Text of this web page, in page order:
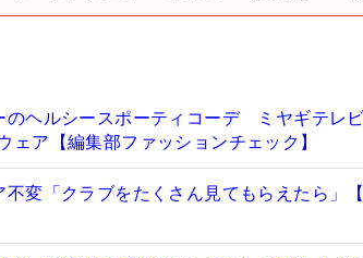
のヘルシースポーティコーデ ミヤギテレ
ア【編集部ファッションチェック】
変「クラブをたくさん見てもらえたら」